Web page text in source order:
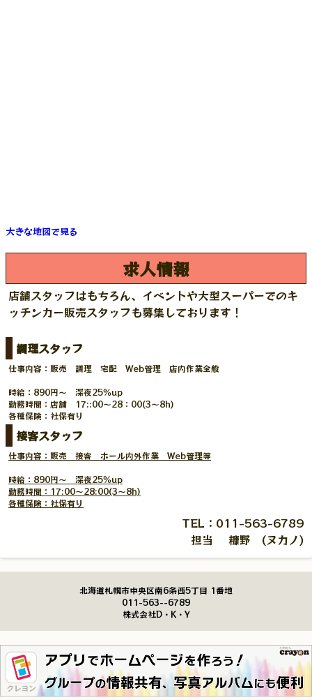
大きな地図で見る
求人情報
店舗スタッフはもちろん、イベントや大型スーパーでのキ
ッチンカー販売スタッフも募集しております！
調理スタッフ
仕事内容：販売 調理 宅配 Web管理 店内作業全般
時給：890円～ 深夜25％up
勤務時間：店舗 17::00～28：00(3～8h)
各種保険：社保有り
接客スタッフ
仕事内容：販売 接客 ホール内外作業 Web管理等
時給：890円～ 深夜25％up
勤務時間：17:00～28:00(3～8h)
各種保険：社保有り
TEL：011-563-6789
担当 糠野 (ヌカノ)
北海道札幌市中央区南6条西5丁目 1番地
011-563--6789
株式会社D・K・Y